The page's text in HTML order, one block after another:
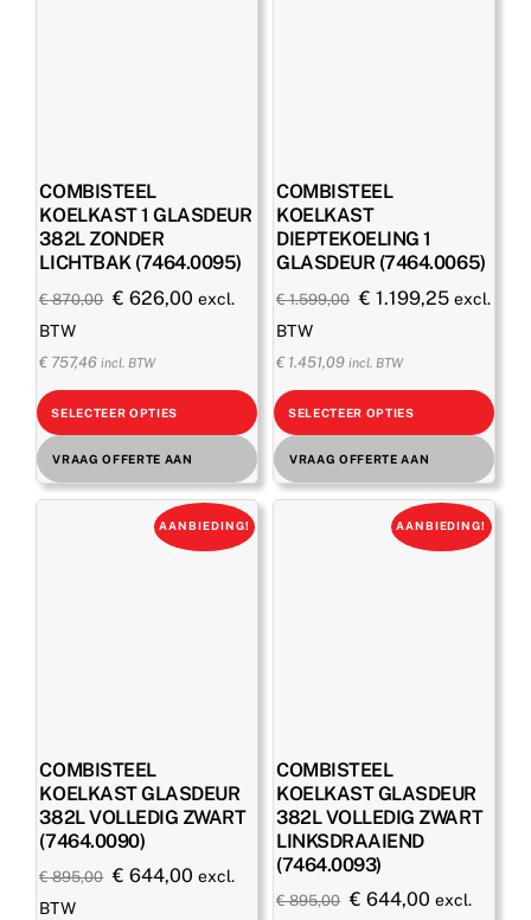
COMBISTEEL
KOELKAST 1 GLASDEUR
382L ZONDER
LICHTBAK (7464.0095)
€870,00 Oorspronkelijke
was:
€ 870,00.
€ 626,00 Huidige
€ 626,00.
excl.
BTW
€757,46 incl. BTW
SELECTEER OPTIES
VRAAG OFFERTE AAN
COMBISTEEL
KOELKAST
DIEPTEKOELING 1
GLASDEUR (7464.0065)
€1.599,00 Oorspronkelijke
was:
€ 1.599,00.
€ 1.199,25Huidige
€
excl.
BTW
€1.451,09 incl. BTW
SELECTEER OPTIES
VRAAG OFFERTE AAN
AANBIEDING!
COMBISTEEL
KOELKAST GLASDEUR
382L VOLLEDIG ZWART
(7464.0090)
€895,00 Oorspronkelijke
€ 644,00 Huidige
excl.
BTW
AANBIEDING!
COMBISTEEL
KOELKAST GLASDEUR
382L VOLLEDIG ZWART
LINKSDRAAIEND
(7464.0093)
€895,00 Oorspronkelijke
€ 644,00 Huidige
excl.